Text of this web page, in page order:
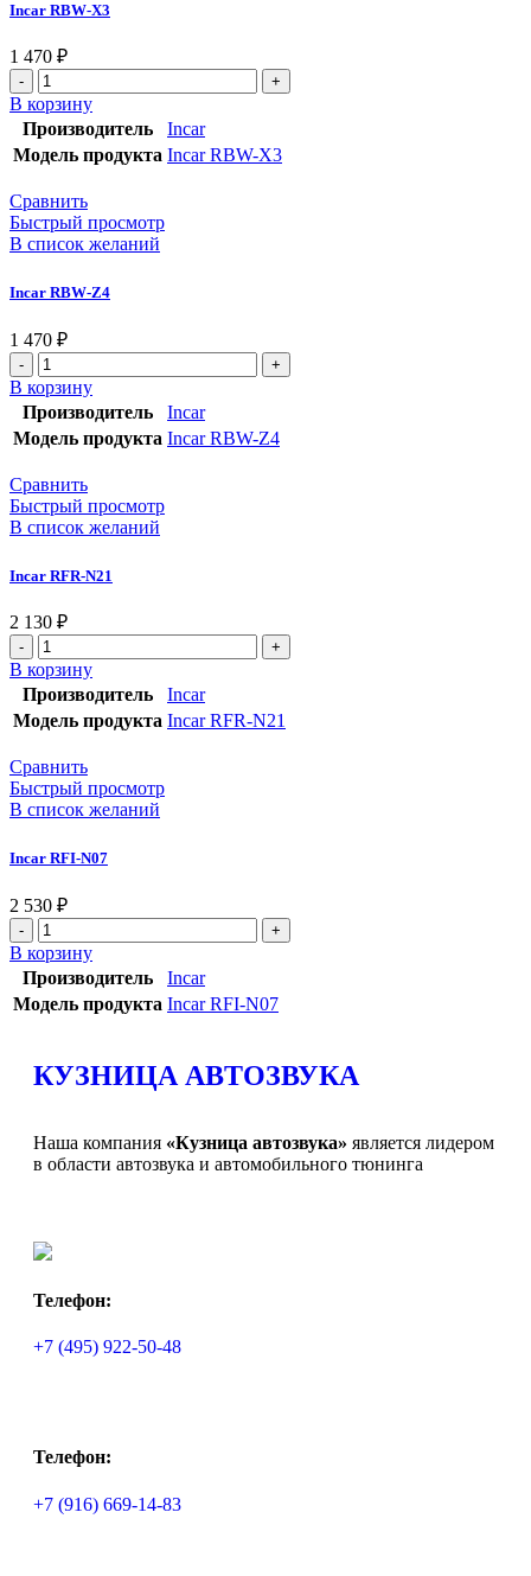
Incar RBW-X3
1 470 ₽
В корзину
Производитель
Incar
Модель продукта Incar RBW-X3
Сравнить
Быстрый просмотр
В список желаний
Incar RBW-Z4
1 470 ₽
В корзину
Производитель
Incar
Модель продукта Incar RBW-Z4
Сравнить
Быстрый просмотр
В список желаний
Incar RFR-N21
2 130 ₽
В корзину
Производитель
Incar
Модель продукта Incar RFR-N21
Сравнить
Быстрый просмотр
В список желаний
Incar RFI-N07
2 530 ₽
В корзину
Производитель
Incar
Модель продукта Incar RFI-N07
КУЗНИЦА АВТОЗВУКА
Наша компания «Кузница автозвука» является лидером
в области автозвука и автомобильного тюнинга
Телефон:
+7 (495) 922-50-48
Телефон:
+7 (916) 669-14-83